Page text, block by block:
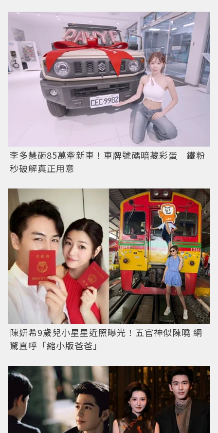
李多慧砸85萬牽新車！車牌號碼暗藏彩蛋 鐵粉
秒破解真正用意
陳妍希9歲兒小星星近照曝光！五官神似陳曉 網
驚直呼「縮小版爸爸」